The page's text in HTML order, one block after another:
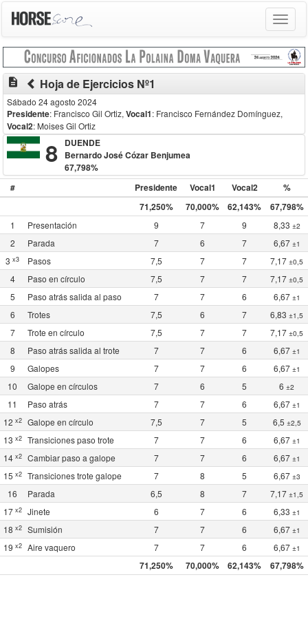
Toggle
description Hoja de Ejercicios Nº1
Sábado 24 agosto 2024
Presidente: Francisco Gil Ortiz, Vocal1: Francisco Fernández Domínguez,
Vocal2: Moises Gil Ortiz
8
DUENDE
Bernardo José Cózar Benjumea
67,798%
#
Presidente Vocal1 Vocal2
%
71,250%
70,000% 62,143% 67,798%
1 Presentación 9 7 9 8,33 ±2
2 Parada 7 6 7 6,67 ±1
3 x3 Pasos 7,5 7 7 7,17 ±0,5
4 Paso en círculo 7,5 7 7 7,17 ±0,5
5 Paso atrás salida al paso 7 7 6 6,67 ±1
6 Trotes 7,5 6 7 6,83 ±1,5
7 Trote en círculo 7,5 7 7 7,17 ±0,5
8 Paso atrás salida al trote 7 7 6 6,67 ±1
9 Galopes 7 7 6 6,67 ±1
10 Galope en círculos 7 6 5 6 ±2
11 Paso atrás 7 7 6 6,67 ±1
12 x2 Galope en círculo 7,5 7 5 6,5 ±2,5
13 x2 Transiciones paso trote 7 7 6 6,67 ±1
14 x2 Cambiar paso a galope 7 7 6 6,67 ±1
15 x2 Transiciones trote galope 7 8 5 6,67 ±3
16 Parada 6,5 8 7 7,17 ±1,5
17 x2 Jinete 6 7 6 6,33 ±1
18 x2 Sumisión 7 7 6 6,67 ±1
19 x2 Aire vaquero 7 7 6 6,67 ±1
71,250% 70,000% 62,143% 67,798%